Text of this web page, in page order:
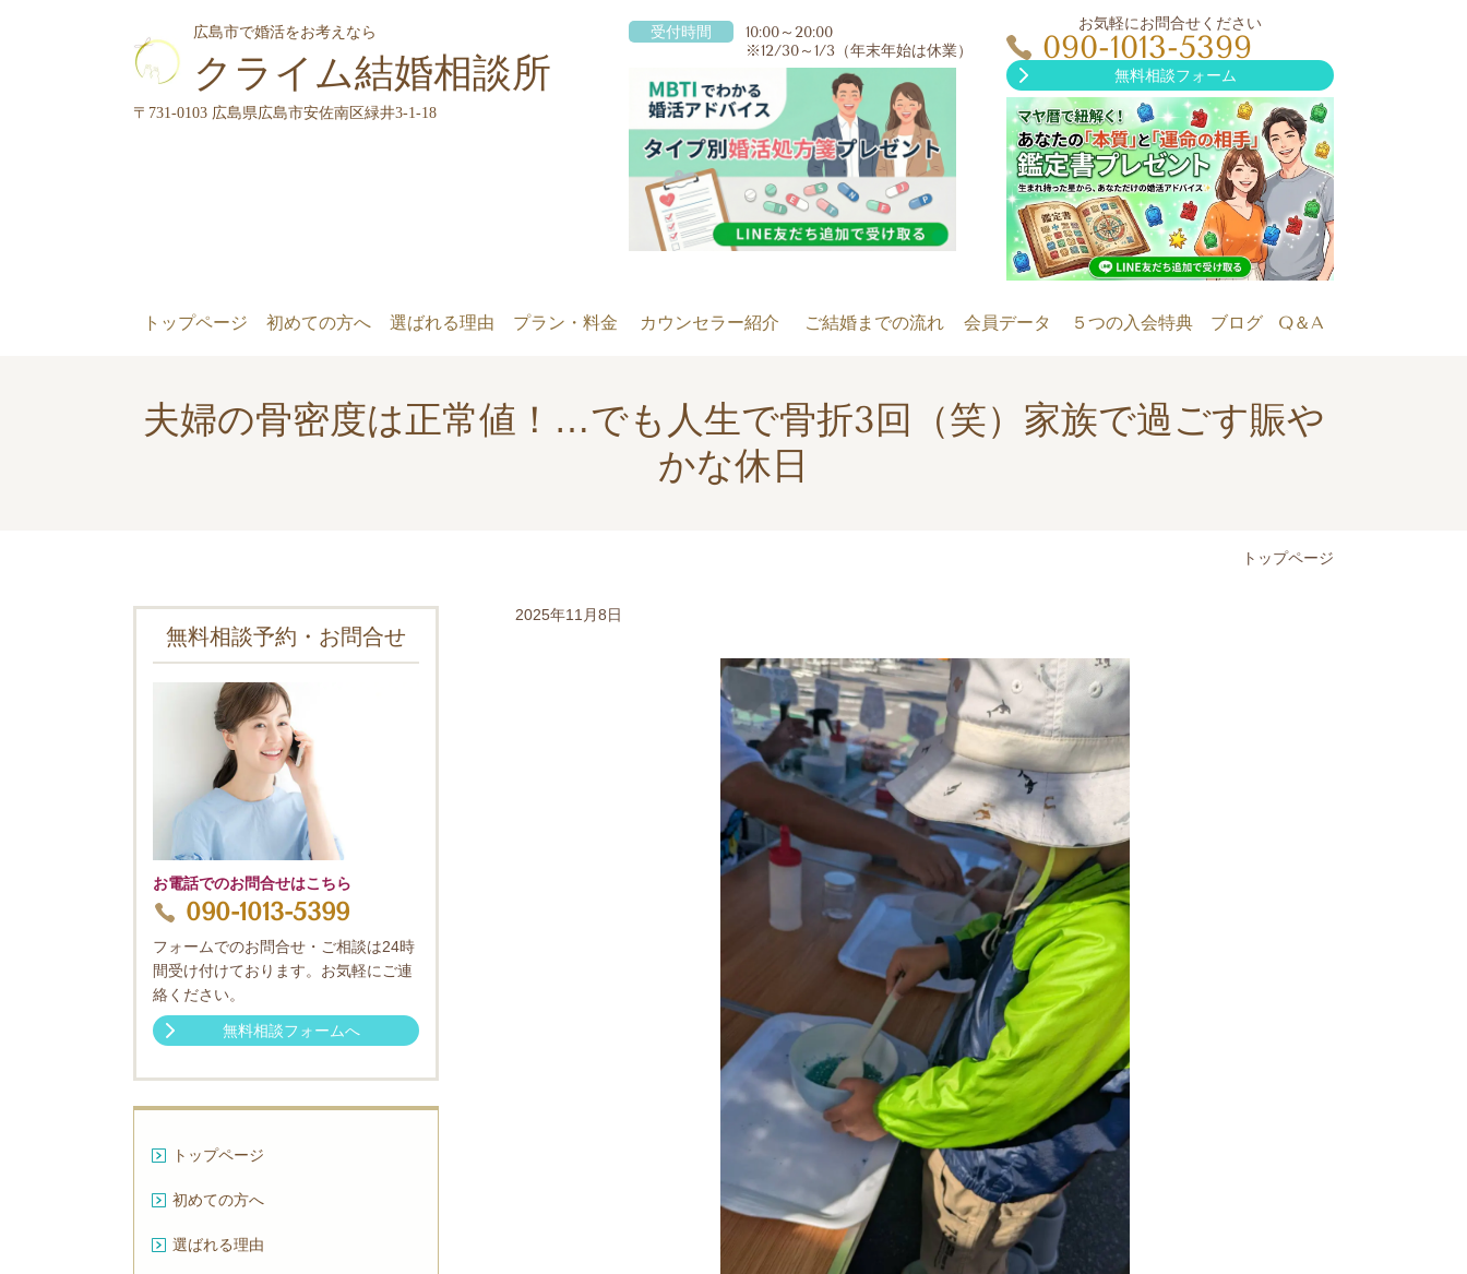
広島市で婚活をお考えなら
クライム結婚相談所
〒731-0103 広島県広島市安佐南区緑井3-1-18
受付時間
10:00～20:00
※12/30～1/3（年末年始は休業）
お気軽にお問合せください
090-1013-5399
無料相談フォーム
トップページ 初めての方へ 選ばれる理由 プラン・料金 カウンセラー紹介 ご結婚までの流れ 会員データ ５つの入会特典 ブログ Q＆A
夫婦の骨密度は正常値！…でも人生で骨折3回（笑）家族で過ごす賑や
かな休日
トップページ
2025年11月8日
無料相談予約・お問合せ
お電話でのお問合せはこちら
090-1013-5399
フォームでのお問合せ・ご相談は24時
間受け付けております。お気軽にご連
絡ください。
無料相談フォームへ
トップページ
初めての方へ
選ばれる理由